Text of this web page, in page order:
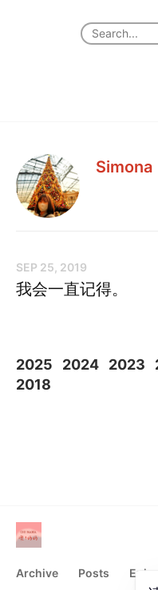
Simona
SEP 25, 2019
我会一直记得。
2025 2024 2023
2018
Archive Posts